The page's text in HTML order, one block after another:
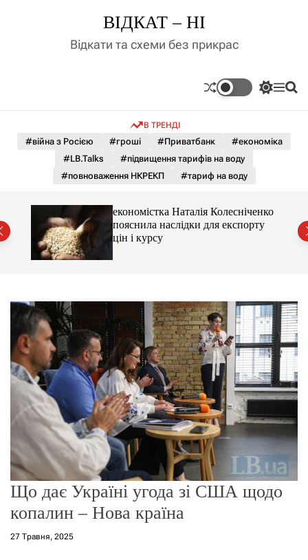
д
у
ВІДКАТ – НІ
Відкати та схеми без прикрас
П
м
к
а
о
л
ь
г
о
р
ж
и
м
у
М П
В ТРЕНДІ
#війна з Росією #гроші #Приватбанк
#економіка
#LB.Talks
#підвищення тарифів на воду
#повноваження НКРЕКП
#тариф на воду
економістка Наталія Колесніченко
пояснила наслідки для експорту
цін і курсу
Що дає Україні угода зі США щодо
копалин – Нова країна
27 Травня, 2025